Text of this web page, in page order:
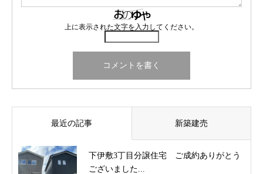
上に表示された文字を入力してください。
最近の記事 新築建売
下伊敷3丁目分譲住宅 ご成約ありがとう
ございました...